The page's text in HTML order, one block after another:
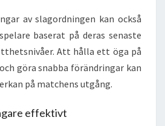
av slagordningen kan också
baserat på deras senaste
Att hålla ett öga på
göra snabba förändringar kan
på matchens utgång.
effektivt